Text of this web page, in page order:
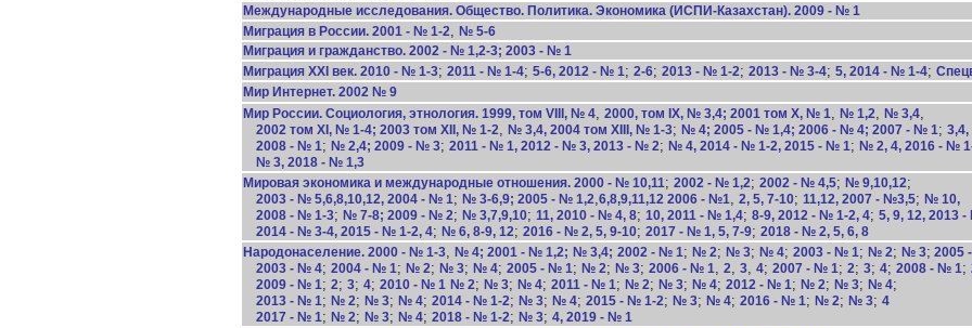
Международные исследования. Общество. Политика. Экономика (ИСПИ-Казахстан). 2009 - № 1
Миграция в России. 2001 - № 1-2, № 5-6
Миграция и гражданство. 2002 - № 1,2-3; 2003 - № 1
Миграция XXI век. 2010 - № 1-3; 2011 - № 1-4; 5-6, 2012 - № 1; 2-6; 2013 - № 1-2; 2013 - № 3-4; 5, 2014 - № 1-4;
Мир Интернет. 2002 № 9
Мир России. Социология, этнология. 1999, том VIII, № 4, 2000, том IX, № 3,4; 2001 том X, № 1, № 1,2, № 3,4,
2002 том XI, № 1-4; 2003 том XII, № 1-2, № 3,4, 2004 том XIII, № 1-3; № 4; 2005 - № 1,4; 2006 - № 4; 2007 - № 1; 3,4,
2008 - № 1; № 2,4; 2009 - № 3; 2011 - № 1, 2012 - № 3, 2013 - № 2; № 4, 2014 - № 1-2, 2015 - № 1; № 2, 4, 2016 - №
№ 3, 2018 - № 1,3
Мировая экономика и международные отношения. 2000 - № 10,11; 2002 - № 1,2; 2002 - № 4,5; № 9,10,12;
2003 - № 5,6,8,10,12, 2004 - № 1; № 3-6,9; 2005 - № 1,2,6,8,9,11,12 2006 - №1, 2, 5, 7-10; 11,12, 2007 - №3,5; № 10,
2008 - № 1-3; № 7-8; 2009 - № 2; № 3,7,9,10; 11, 2010 - № 4, 8; 10, 2011 - № 1,4; 8-9, 2012 - № 1-2, 4; 5, 9, 12, 2013
2014 - № 3-4, 2015 - № 1-2, 4; № 6, 8-9, 12; 2016 - № 2, 5, 9-10; 2017 - № 1, 5, 7-9; 2018 - № 2, 5, 6, 8
Народонаселение. 2000 - № 1-3, № 4; 2001 - № 1,2; № 3,4; 2002 - № 1; № 2; № 3; № 4; 2003 - № 1; № 2; № 3; 2005
2003 - № 4; 2004 - № 1; № 2; № 3; № 4; 2005 - № 1; № 2; № 3; 2006 - № 1, 2, 3, 4; 2007 - № 1; 2; 3; 4; 2008 - № 1;
2009 - № 1; 2; 3; 4; 2010 - № 1 № 2; № 3; № 4; 2011 - № 1; № 2; № 3; № 4; 2012 - № 1; № 2; № 3; № 4;
2013 - № 1; № 2; № 3; № 4; 2014 - № 1-2; № 3; № 4; 2015 - № 1-2; № 3; № 4; 2016 - № 1; № 2; № 3; 4
2017 - № 1; № 2; № 3; № 4; 2018 - № 1-2; № 3; 4, 2019 - № 1